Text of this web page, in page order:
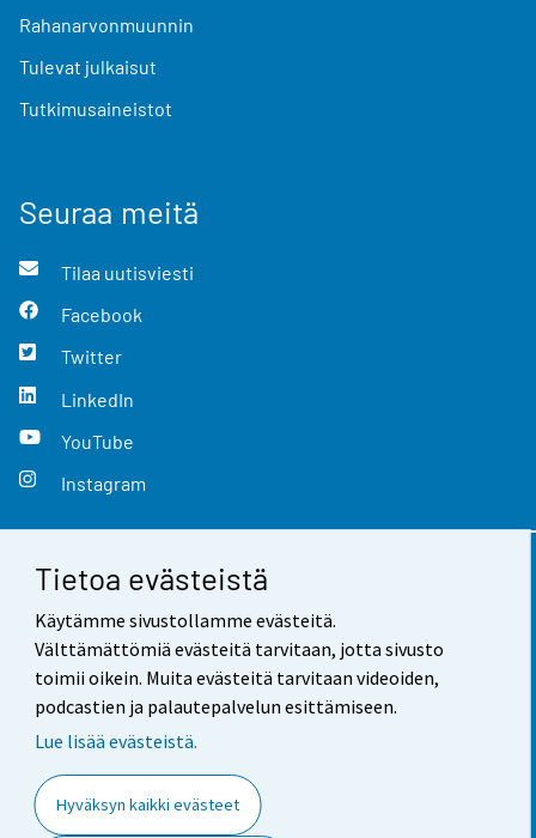
Tietoa evästeistä
Käytämme sivustollamme evästeitä.
Välttämättömiä evästeitä tarvitaan, jotta sivusto
toimii oikein. Muita evästeitä tarvitaan videoiden,
podcastien ja palautepalvelun esittämiseen.
Lue lisää evästeistä.
Hyväksyn kaikki evästeet
Rahanarvonmuunnin
Tulevat julkaisut
Tutkimusaineistot
Seuraa meitä
Tilaa uutisviesti
Facebook
Twitter
LinkedIn
YouTube
Instagram
Yhteystiedot
Palaute
Käyttöehdot
Saavutettavuus
Tietoa sivustosta